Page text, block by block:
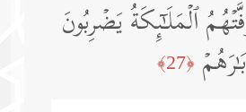
ٱلۡمَلَـٰۤىِٕكَةُ یَضۡرِبُونَ
﴿27﴾